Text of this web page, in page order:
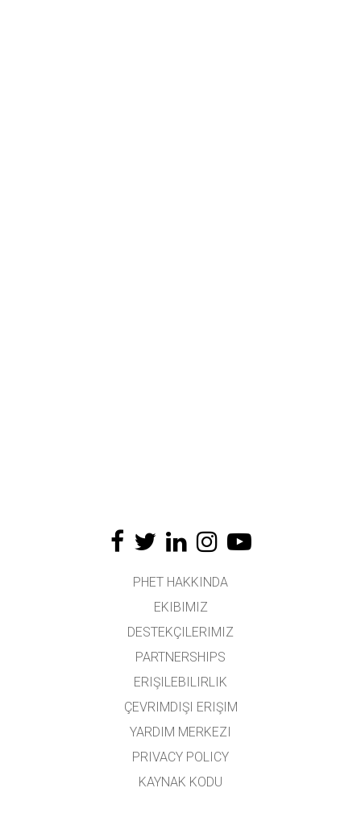
PHET HAKKINDA
EKIBIMIZ
DESTEKÇILERIMIZ
PARTNERSHIPS
ERIŞILEBILIRLIK
ÇEVRIMDIŞI ERIŞIM
YARDIM MERKEZI
PRIVACY POLICY
KAYNAK KODU